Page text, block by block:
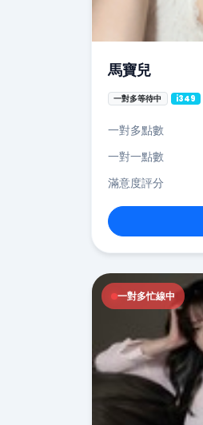
馬寶兒
一對多等待中 i349
一對多點數
一對一點數
滿意度評分
一對多忙線中